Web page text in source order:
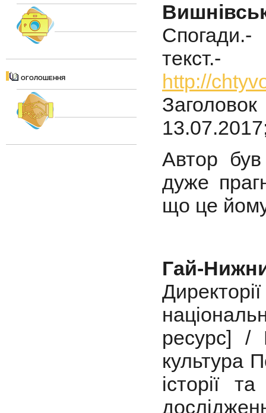
ОГОЛОШЕННЯ
http://
Автор
дуже
що це
Гай-
ресурс] /
культура
історії